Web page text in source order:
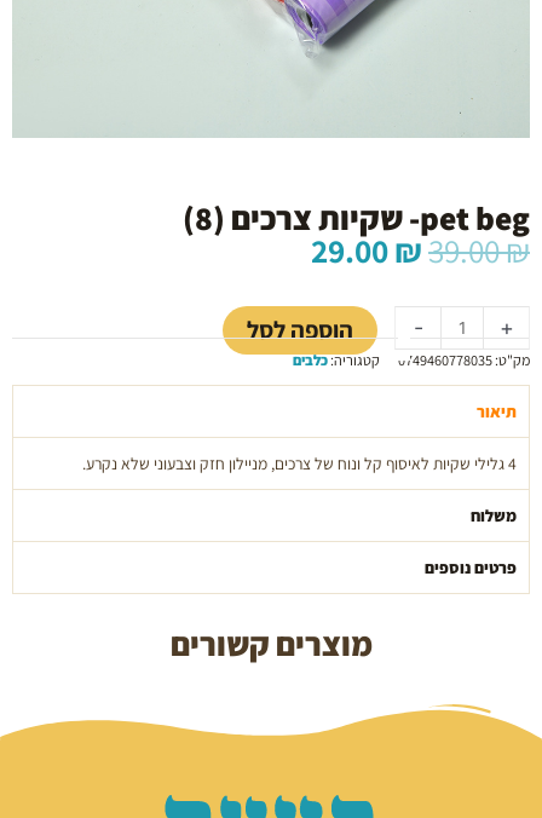
pet beg- שקיות צרכים (8)
39.00₪ המחיר
המקורי
היה:
39.00 ₪.
29.00₪
הוא:
29.00 ₪. -
של
pet
beg-
שקיות
(8)
+ הוספה לסל
מק"ט:0749460778035 קטגוריה:כלבים
תיאור
4 גלילי שקיות לאיסוף קל ונוח של צרכים, מניילון חזק וצבעוני שלא נקרע.
משלוח
פרטים נוספים
מוצרים קשורים